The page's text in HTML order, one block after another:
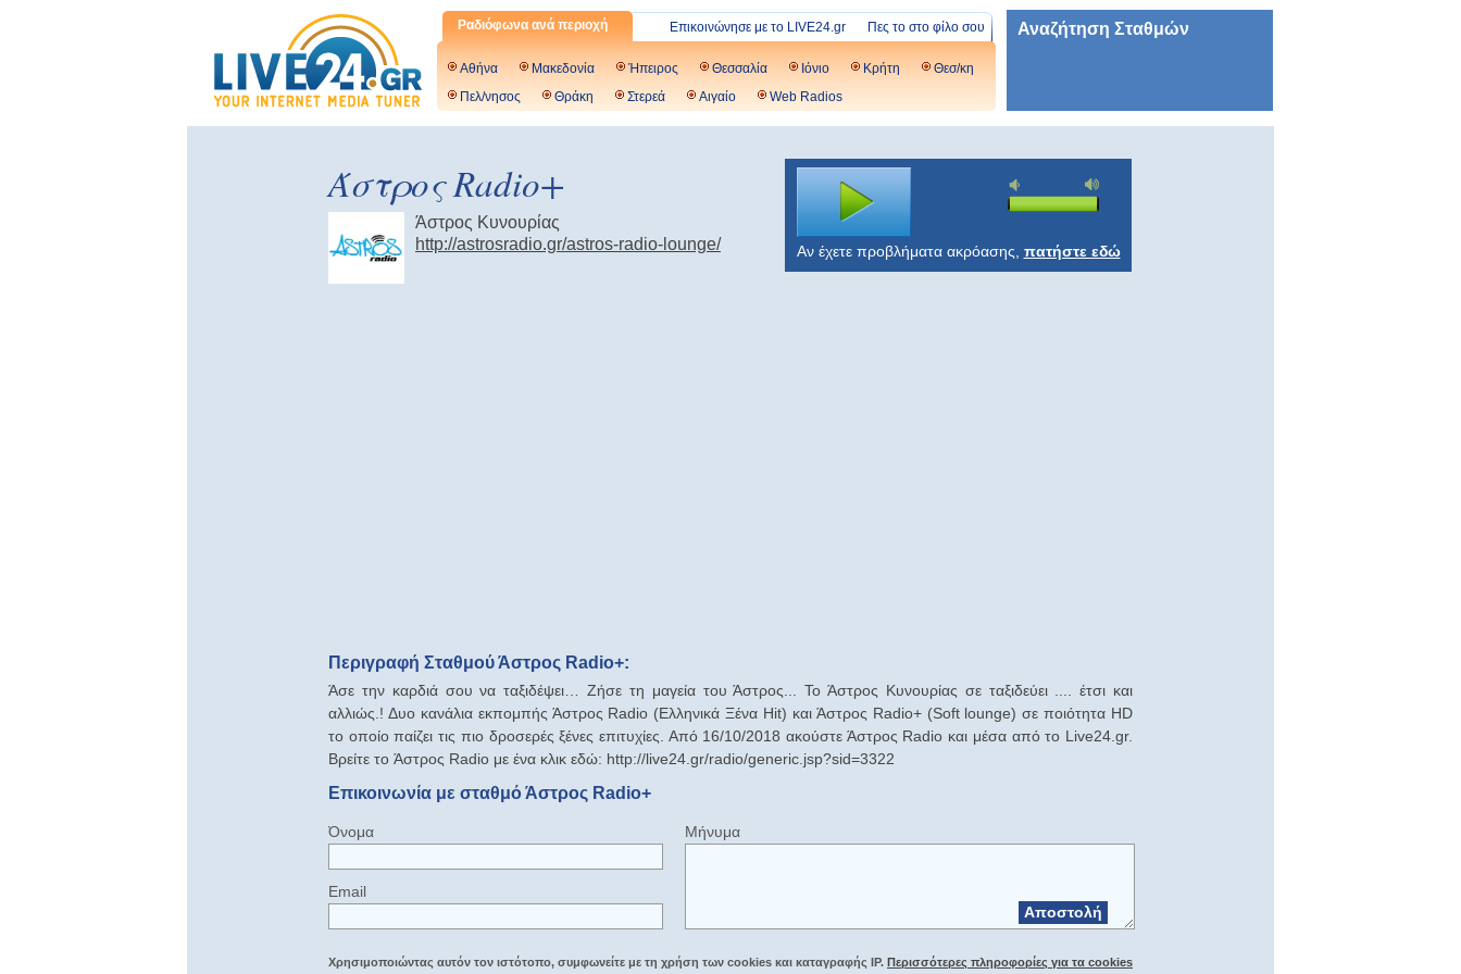
Ραδιόφωνα ανά περιοχή Πες το στο φίλο σου
Επικοινώνησε με το LIVE24.gr
Αθήνα Μακεδονία Ήπειρος Θεσσαλία Ιόνιο Κρήτη
Θεσ/κη
Πελ/νησος
Θράκη Στερεά Αιγαίο Web Radios
Αναζήτηση Σταθμών
Άστρος Radio+
Άστρος Κυνουρίας
http://astrosradio.gr/astros-radio-lounge/
Αν έχετε προβλήματα ακρόασης, πατήστε εδώ
Περιγραφή Σταθμού Άστρος Radio+:
Άσε την καρδιά σου να ταξιδέψει… Ζήσε τη μαγεία του Άστρος... Το Άστρος Κυνουρίας σε ταξιδεύει .... έτσι και
αλλιώς.! Δυο κανάλια εκπομπής Άστρος Radio (Ελληνικά Ξένα Hit) και Άστρος Radio+ (Soft lounge) σε ποιότητα HD
το οποίο παίζει τις πιο δροσερές ξένες επιτυχίες. Από 16/10/2018 ακούστε Άστρος Radio και μέσα από το Live24.gr.
Βρείτε τo Άστρος Radio με ένα κλικ εδώ: http://live24.gr/radio/generic.jsp?sid=3322
Επικοινωνία με σταθμό Άστρος Radio+
Όνομα
Email
Μήνυμα
Αποστολή
Χρησιμοποιώντας αυτόν τον ιστότοπο, συμφωνείτε με τη χρήση των cookies και καταγραφής IP. Περισσότερες πληροφορίες για τα cookies